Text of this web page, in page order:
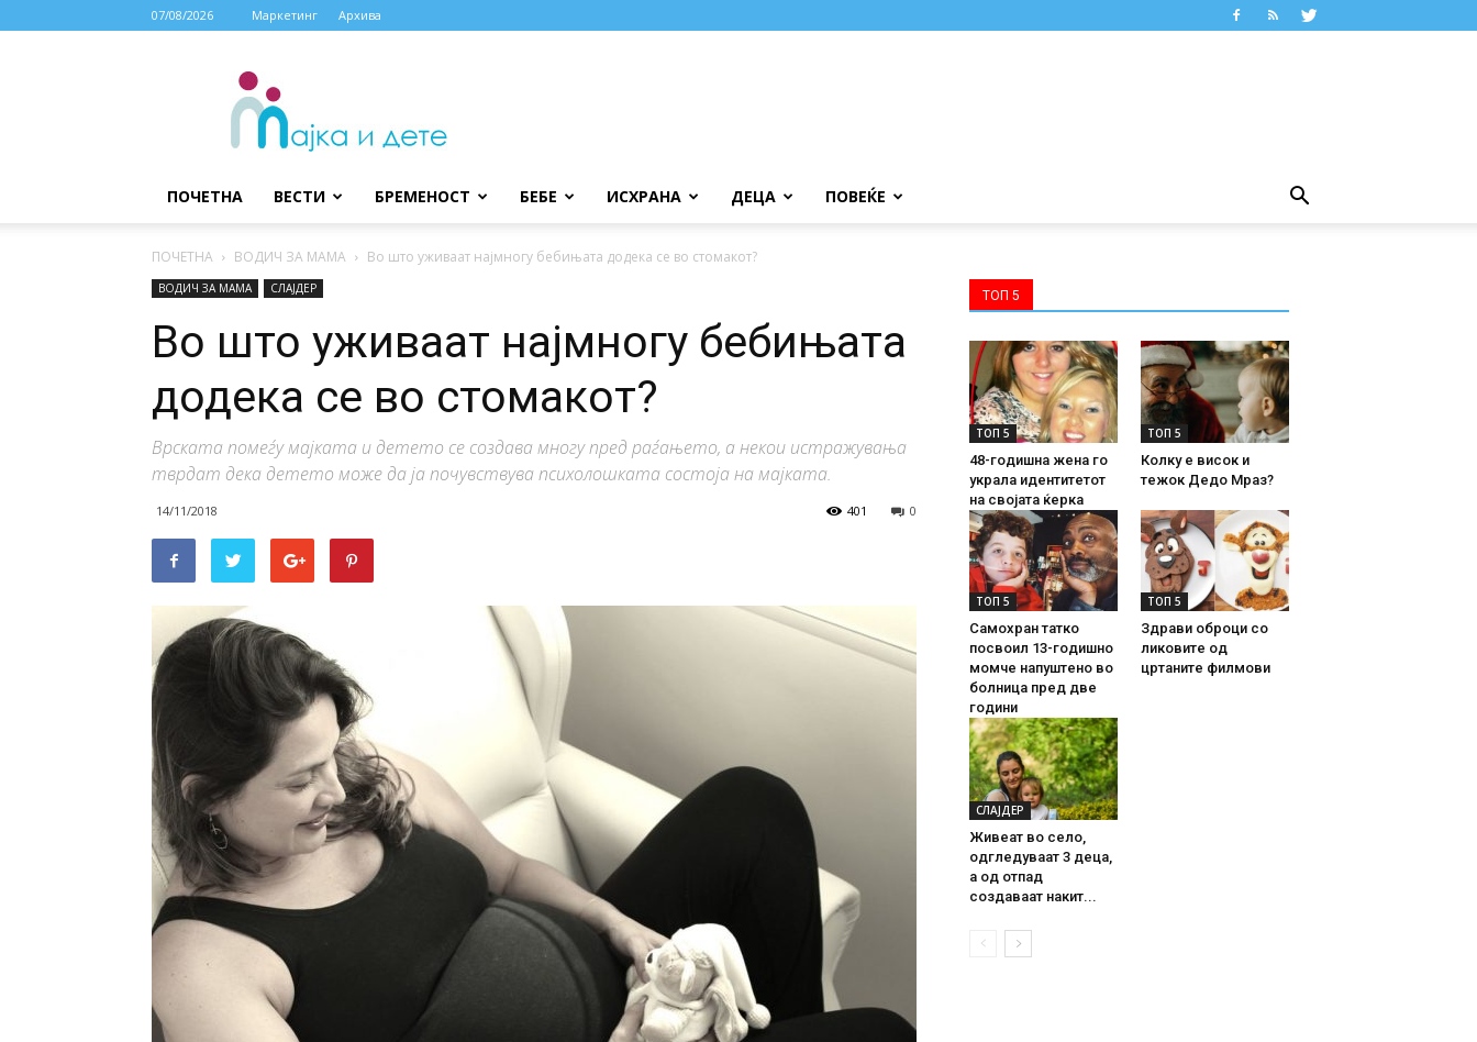
07/08/2026 Маркетинг Архива
МАЈКА
ДЕТЕ
ПОЧЕТНА ВЕСТИ БРЕМЕНОСТ БЕБЕ ИСХРАНА ДЕЦА ПОВЕЌЕ
ПОЧЕТНА ВОДИЧ ЗА МАМА Во што уживаат најмногу бебињата додека се во стомакот?
ВОДИЧ ЗА МАМА СЛАЈДЕР
Во што уживаат најмногу бебињата
додека се во стомакот?
Врската помеѓу мајката и детето се создава многу пред раѓањето, а некои истражувања
тврдат дека детето може да ја почувствува психолошката состоја на мајката.
14/11/2018 0
401
ТОП 5
ТОП 5
48-годишна жена го
украла идентитетот
на својата ќерка
ТОП 5
Колку е висок и
тежок Дедо Мраз?
ТОП 5
Самохран татко
посвоил 13-годишно
момче напуштено во
болница пред две
години
ТОП 5
Здрави оброци со
ликовите од
цртаните филмови
СЛАЈДЕР
Живеат во село,
одгледуваат 3 деца,
а од отпад
создаваат накит...